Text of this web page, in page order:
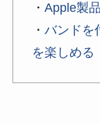
・ Apple製
・ バンドを
を楽しめる